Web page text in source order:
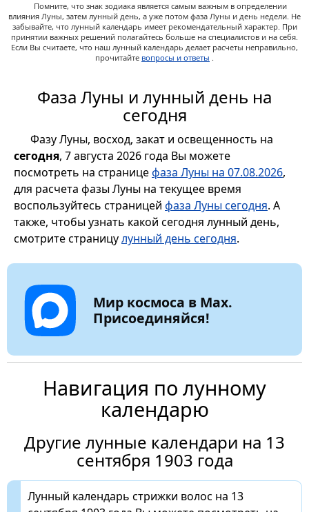
Помните, что знак зодиака является самым важным в определении
влияния Луны, затем лунный день, а уже потом фаза Луны и день недели. Не
забывайте, что лунный календарь имеет рекомендательный характер. При
принятии важных решений полагайтесь больше на специалистов и на себя.
Если Вы считаете, что наш лунный календарь делает расчеты неправильно,
прочитайте вопросы и ответы .
Фаза Луны и лунный день на
сегодня
Фазу Луны, восход, закат и освещенность на
сегодня, 7 августа 2026 года Вы можете
посмотреть на страницефаза Луны на 07.08.2026,
для расчета фазы Луны на текущее время
воспользуйтесь страницей фаза Луны сегодня. А
также, чтобы узнать какой сегодня лунный день,
смотрите страницулунный день сегодня.
Мир космоса в Max.
Присоединяйся!
Навигация по лунному
календарю
Другие лунные календари на 13
сентября 1903 года
Лунный календарь стрижки волос на 13